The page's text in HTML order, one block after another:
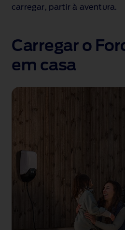
carregar, partir à aventura.
Carregar o
em casa